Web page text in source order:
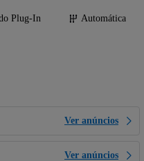
Plug-In
Automática
Ver anúncios
Ver anúncios